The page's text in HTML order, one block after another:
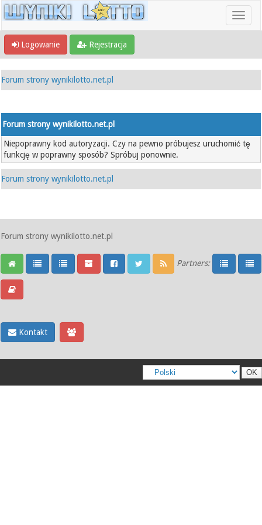
Logowanie Rejestracja
Forum strony wynikilotto.net.pl
Forum strony wynikilotto.net.pl
Niepoprawny kod autoryzacji. Czy na pewno próbujesz uruchomić tę
funkcję w poprawny sposób? Spróbuj ponownie.
Forum strony wynikilotto.net.pl
Forum strony wynikilotto.net.pl
Partners:
Kontakt